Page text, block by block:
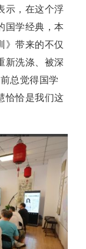
示，在这个浮
国学经典，本
》带来的不仅
新洗涤、被深
总觉得国学
恰恰是我们这